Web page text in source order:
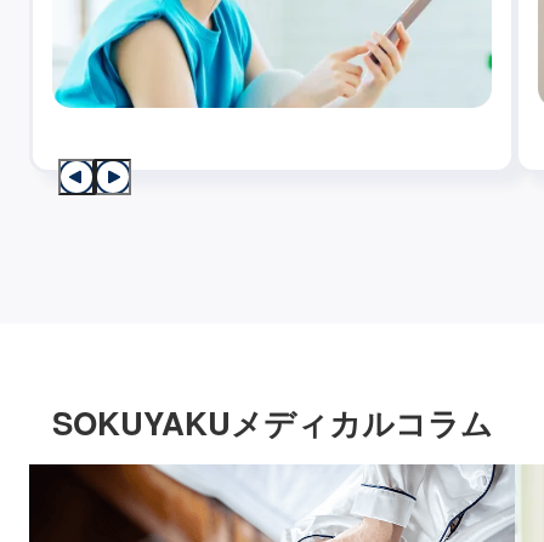
SOKUYAKUメディカルコラム